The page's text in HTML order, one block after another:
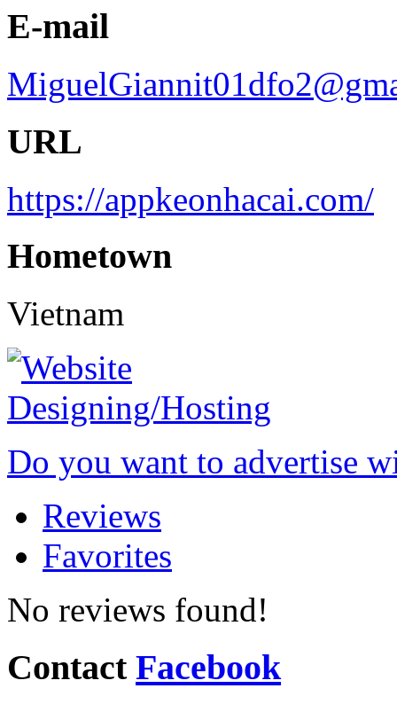
E-mail
URL
https://appkeonhacai.com/
Hometown
Vietnam
Do you want to advertise
Reviews
Favorites
No reviews found!
Contact Facebook